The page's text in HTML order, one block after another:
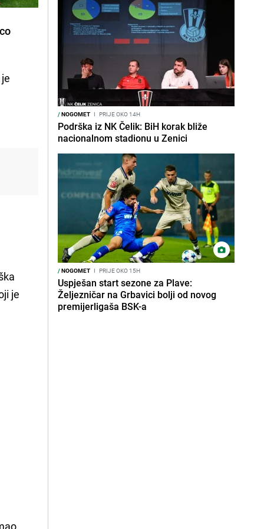
je
/NOGOMET I PRIJE OKO 14H
Podrška iz NK Čelik: BiH korak bliže
nacionalnom stadionu u Zenici
/NOGOMET I PRIJE OKO 15H
Uspješan start sezone za Plave:
Željezničar na Grbavici bolji od novog
premijerligaša BSK-a